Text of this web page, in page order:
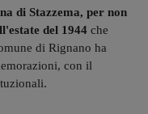
di Stazzema, per non
del 1944 che
di Rignano ha
con il